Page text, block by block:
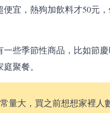
宜，熱狗加飲料才50元
些季節性商品，比如節
聚餐。
量大，買之前想想家裡人